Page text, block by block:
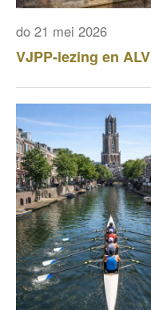
do 21 mei 2026
VJPP-lezing en ALV